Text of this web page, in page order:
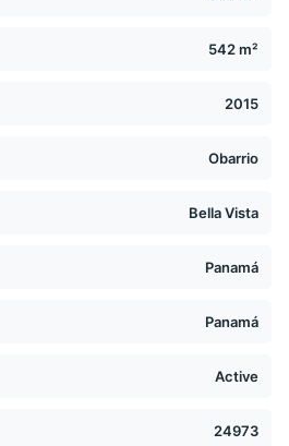
542 m²
2015
Obarrio
Bella Vista
Panamá
Panamá
Active
24973